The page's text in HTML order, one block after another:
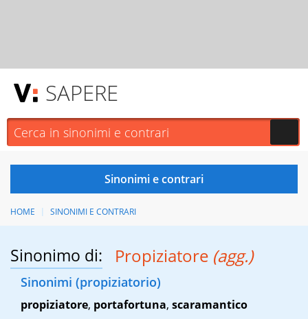
SAPERE
HOME SINONIMI E CONTRARI
Sinonimo di: Propiziatore (agg.)
Sinonimi (propiziatorio)
propiziatore, portafortuna, scaramantico